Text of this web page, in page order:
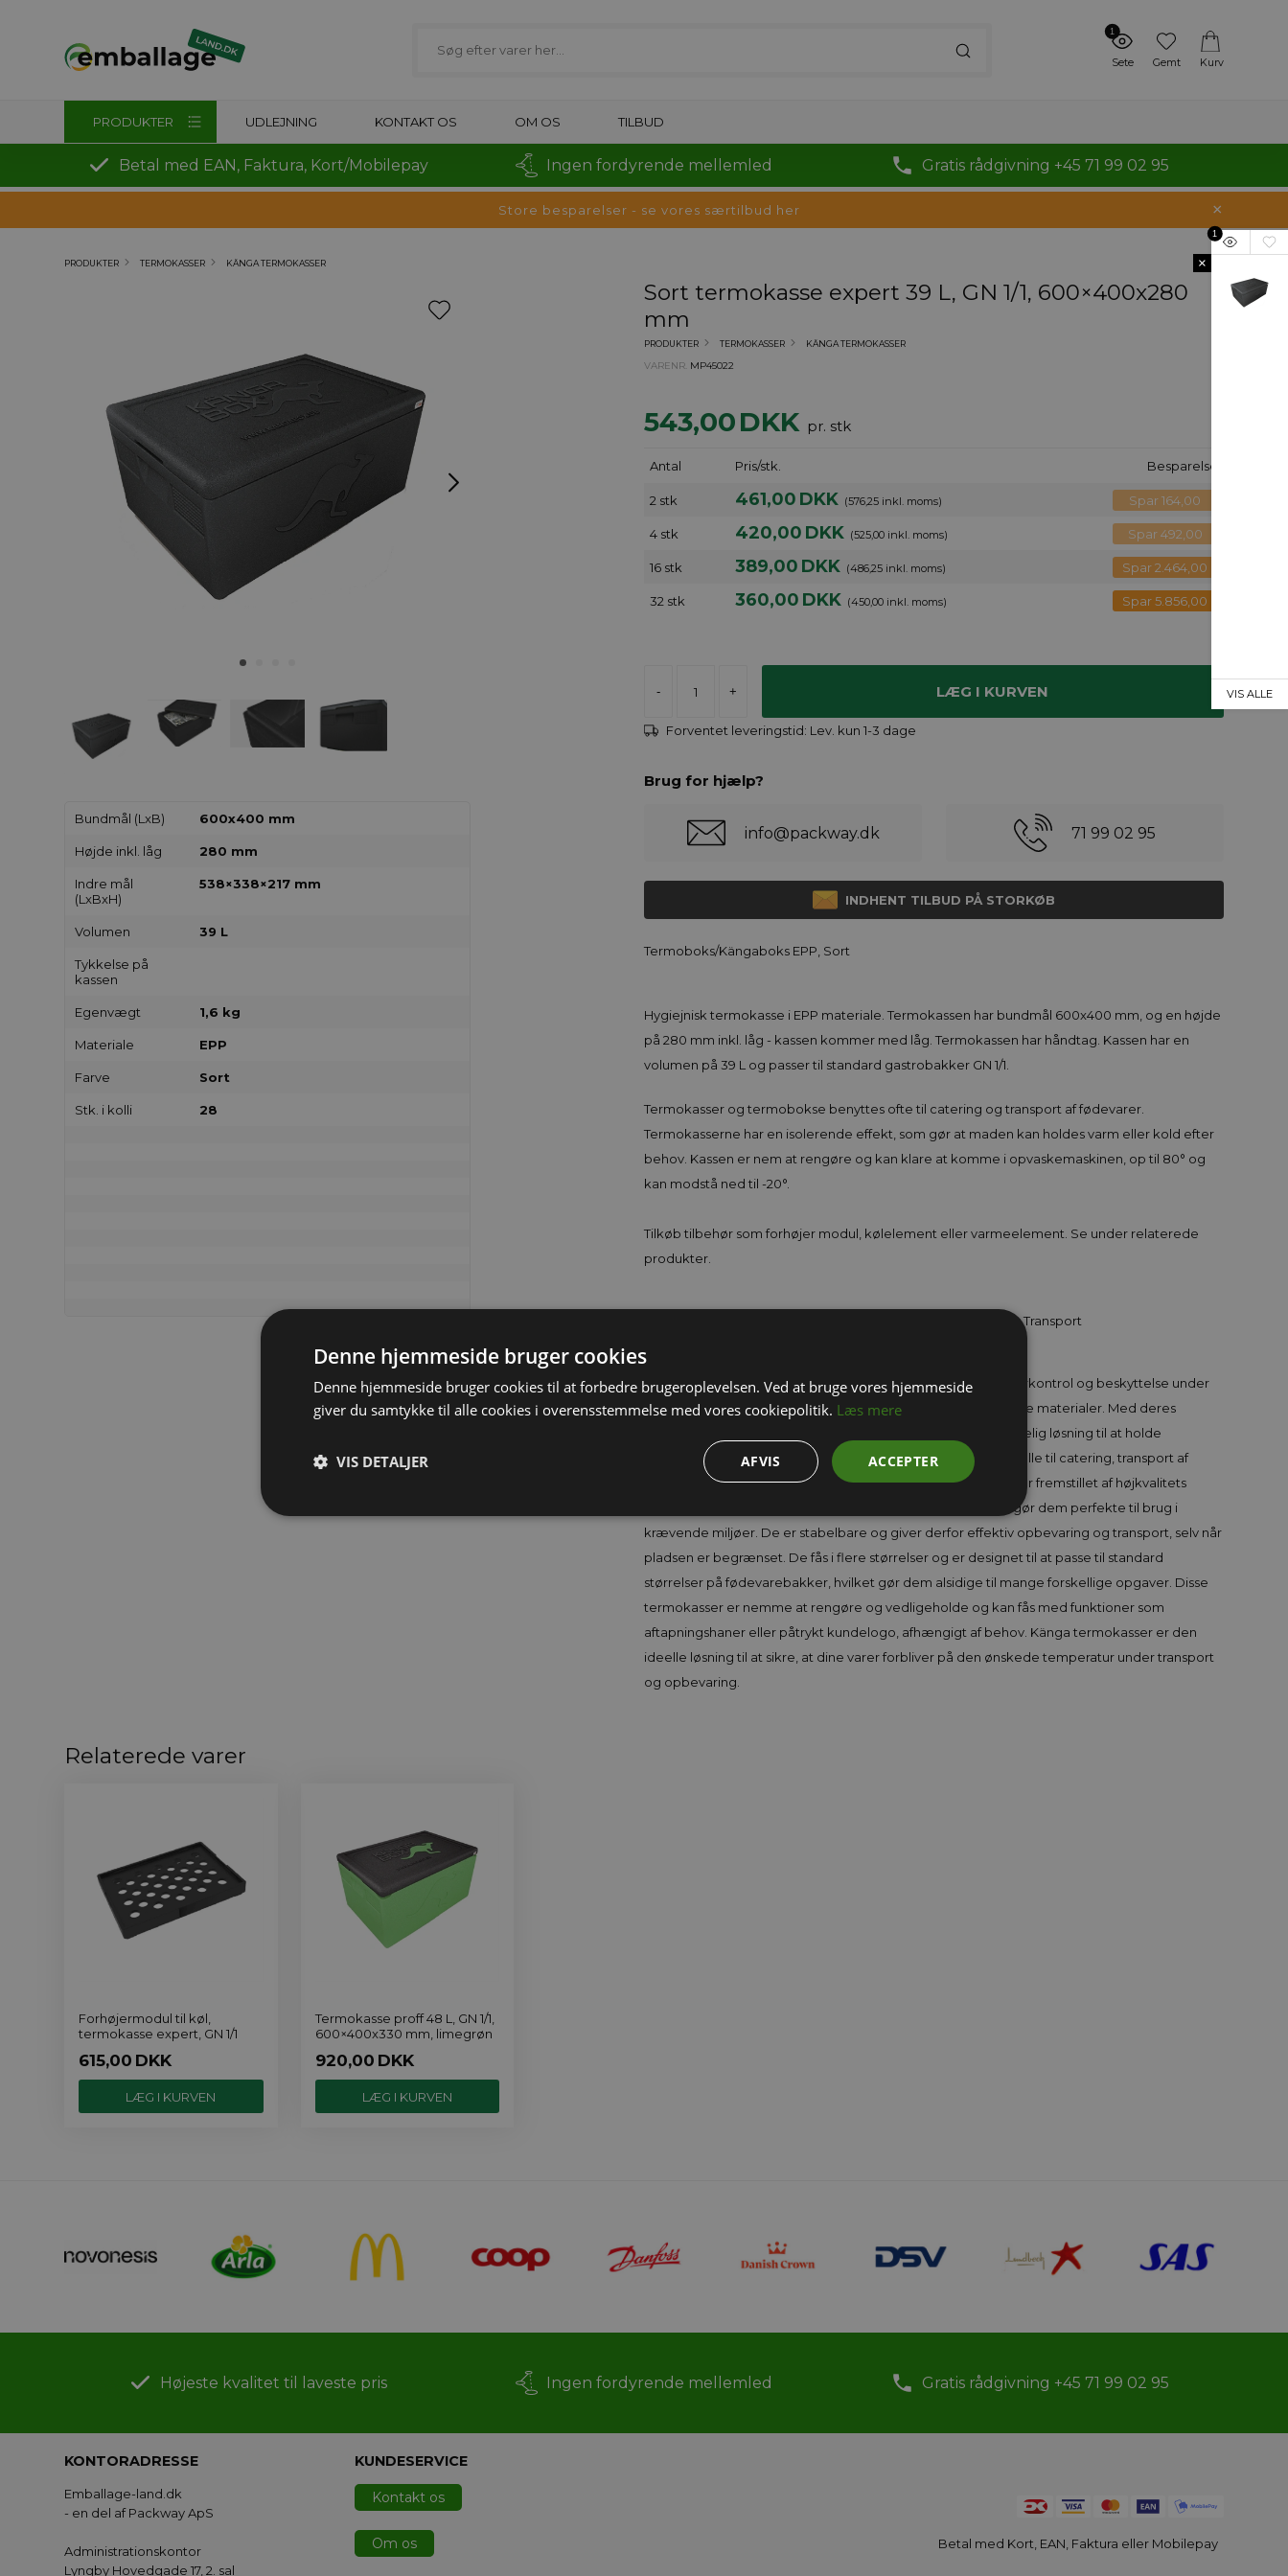
1
Sete Gemt Kurv
PRODUKTER UDLEJNING KONTAKT OS OM OS TILBUD
Betal med EAN, Faktura, Kort/Mobilepay Ingen fordyrende mellemled Gratis rådgivning +45 71 99 02 95
Store besparelser - se vores særtilbud her
PRODUKTER TERMOKASSER KÄNGA TERMOKASSER
Bundmål (LxB) 600x400 mm
Højde inkl. låg 280 mm
Indre mål
(LxBxH)
538×338×217 mm
Volumen 39 L
Tykkelse på
kassen
Egenvægt 1,6 kg
Materiale EPP
Farve Sort
Stk. i kolli 28
Sort termokasse expert 39 L, GN 1/1, 600×400x280
mm
PRODUKTER TERMOKASSER KÄNGA TERMOKASSER
VARENR. MP45022
543,00DKK pr. stk
Antal Pris/stk. Besparelse
2 stk 461,00 DKK (576,25 inkl. moms) Spar 164,00
4 stk 420,00 DKK (525,00 inkl. moms) Spar 492,00
16 stk 389,00 DKK (486,25 inkl. moms) Spar 2.464,00
32 stk 360,00 DKK (450,00 inkl. moms) Spar 5.856,00
- +
Forventet leveringstid: Lev. kun 1-3 dage
Brug for hjælp?
info@packway.dk 71 99 02 95
INDHENT TILBUD PÅ STORKØB
Termoboks/Kängaboks EPP, Sort
Hygiejnisk termokasse i EPP materiale. Termokassen har bundmål 600x400 mm, og en højde
på 280 mm inkl. låg - kassen kommer med låg. Termokassen har håndtag. Kassen har en
volumen på 39 L og passer til standard gastrobakker GN 1/1.
Termokasser og termobokse benyttes ofte til catering og transport af fødevarer.
Termokasserne har en isolerende effekt, som gør at maden kan holdes varm eller kold efter
behov. Kassen er nem at rengøre og kan klare at komme i opvaskemaskinen, op til 80° og
kan modstå ned til -20°.
Tilkøb tilbehør som forhøjer modul, kølelement eller varmeelement. Se under relaterede
produkter.
Känga Termokasser – Effektiv Temperaturkontrol og Holdbar Transport
Känga termokasser er designet til at sikre optimal temperaturkontrol og beskyttelse under
transport og opbevaring af fødevarer og temperaturfølsomme materialer. Med deres
avancerede isoleringsteknologi tilbyder disse kasser en pålidelig løsning til at holde
indholdet varmt eller koldt i længere tid, hvilket gør dem ideelle til catering, transport af
fødevarer, eller medicinske forsyninger. Känga termokasser er fremstillet af højkvalitets
materialer, der er både lette og ekstremt holdbare, hvilket gør dem perfekte til brug i
krævende miljøer. De er stabelbare og giver derfor effektiv opbevaring og transport, selv når
pladsen er begrænset. De fås i flere størrelser og er designet til at passe til standard
størrelser på fødevarebakker, hvilket gør dem alsidige til mange forskellige opgaver. Disse
termokasser er nemme at rengøre og vedligeholde og kan fås med funktioner som
aftapningshaner eller påtrykt kundelogo, afhængigt af behov. Känga termokasser er den
ideelle løsning til at sikre, at dine varer forbliver på den ønskede temperatur under transport
og opbevaring.
Relaterede varer
Forhøjermodul til køl,
termokasse expert, GN 1/1
615,00 DKK
Termokasse proff 48 L, GN 1/1,
600×400x330 mm, limegrøn
920,00 DKK
Højeste kvalitet til laveste pris Ingen fordyrende mellemled Gratis rådgivning +45 71 99 02 95
KONTORADRESSE
Emballage-land.dk
- en del af Packway ApS
Administrationskontor
Lyngby Hovedgade 17, 2. sal
KUNDESERVICE
Kontakt os
Om os Betal med Kort, EAN, Faktura eller Mobilepay
1
×
VIS ALLE
Denne hjemmeside bruger cookies
Denne hjemmeside bruger cookies til at forbedre brugeroplevelsen. Ved at bruge vores hjemmeside
giver du samtykke til alle cookies i overensstemmelse med vores cookiepolitik. Læs mere
ACCEPTER
AFVIS
VIS DETALJER